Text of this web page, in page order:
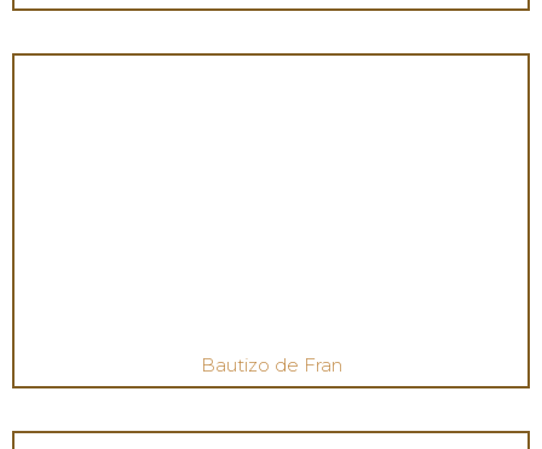
Bautizo de Fran